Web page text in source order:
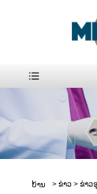
ບ້ານ > ຂ່າວ > ຂ່າວ